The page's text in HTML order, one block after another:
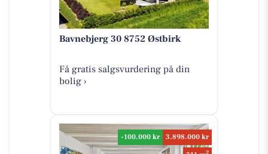
Bavnebjerg 30 8752 Østbirk
Få gratis salgsvurdering på din
bolig ›
-100.000 kr
3.898.000 kr
2